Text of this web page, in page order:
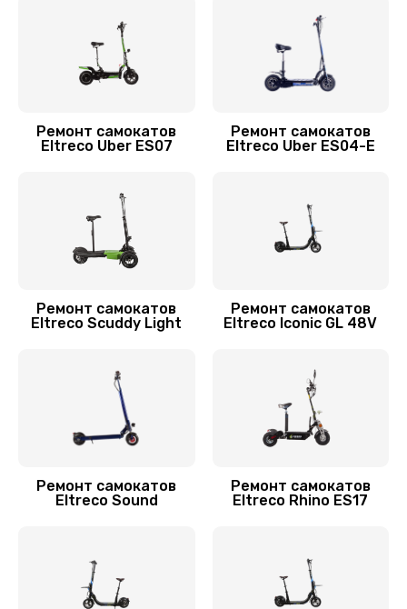
Замена амортизаторов
Заказать
Замена подшипников
Устранение люфта
900 руб.
Замена камеры
Ремонт самокатов
Eltreco Uber ES07
Ремонт самокатов
Eltreco Uber ES04-E
Ремонт самокатов
Eltreco Scuddy Light
Ремонт самокатов
Eltreco Iconic GL 48V
Ремонт самокатов
Eltreco Sound
Ремонт самокатов
Eltreco Rhino ES17